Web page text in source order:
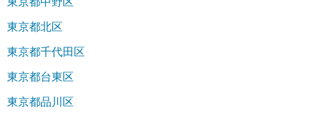
東京都北区
東京都千代田区
東京都台東区
東京都品川区